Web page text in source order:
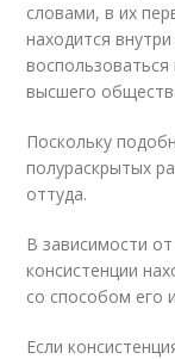
словами, в их
находится
высшего
Поскольку
полураскрытых
оттуда.
В зависимости
консистенции
со способом его
Если